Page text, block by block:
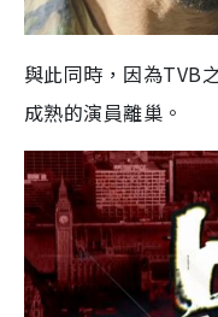
與此同時，因為TVB
成熟的演員離巢。